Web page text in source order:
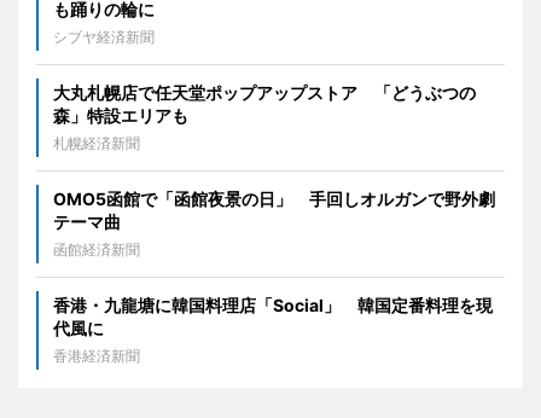
も踊りの輪に
シブヤ経済新聞
大丸札幌店で任天堂ポップアップストア 「どうぶつの
森」特設エリアも
札幌経済新聞
OMO5函館で「函館夜景の日」 手回しオルガンで野外劇
テーマ曲
函館経済新聞
香港・九龍塘に韓国料理店「Social」 韓国定番料理を現
代風に
香港経済新聞